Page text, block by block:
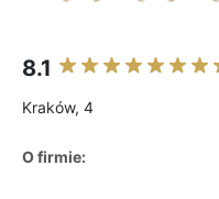
8.1
Kraków, 4
O firmie: